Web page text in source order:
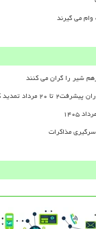
می گیرند
شیر را گران می کنند
تمدید گردید
سرگیری مذاکرات